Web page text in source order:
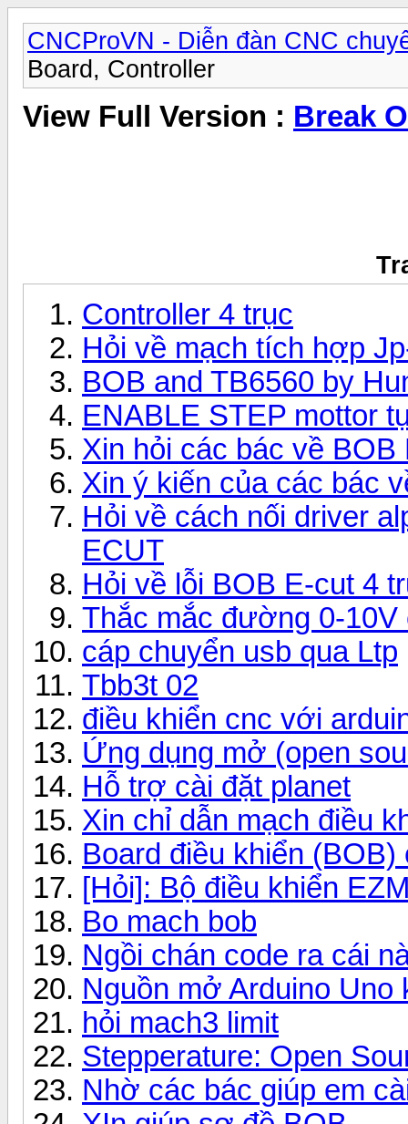
CNCProVN - Diễn đàn CNC
Board, Controller
View Full Version : Break
Controller 4 trục
Hỏi về mạch tích hợp
BOB and TB6560 by
ENABLE STEP mottor
Xin hỏi các bác về
Xin ý kiến của các bác
Hỏi về cách nối driver
ECUT
Hỏi về lỗi BOB E-cut 4
Thắc mắc đường 0-
cáp chuyển usb qua Ltp
Tbb3t 02
điều khiển cnc với
Ứng dụng mở (open
Hỗ trợ cài đặt planet
Xin chỉ dẫn mạch điều
Board điều khiển
[Hỏi]: Bộ điều khiển
Bo mach bob
Ngồi chán code ra cái
Nguồn mở Arduino Uno
hỏi mach3 limit
Stepperature: Open
Nhờ các bác giúp em